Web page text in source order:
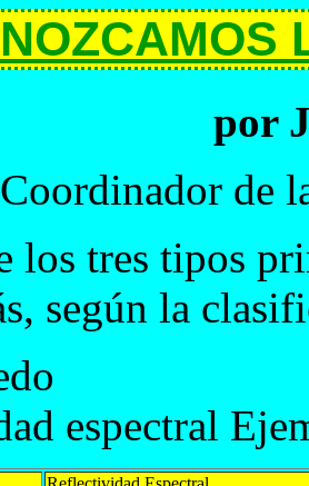
por
Coordinador de
los tres tipos
según la
espectral